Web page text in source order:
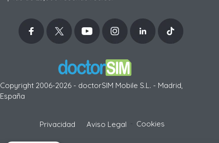
Copyright 2006-2026 - doctorSIM Mobile S.L. - Madrid,
España
Privacidad Aviso Legal Cookies